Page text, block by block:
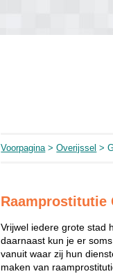
Voorpagina>Overijssel >
Raamprostitutie
Vrijwel iedere grote stad
daarnaast kun je er
vanuit waar zij hun
maken van